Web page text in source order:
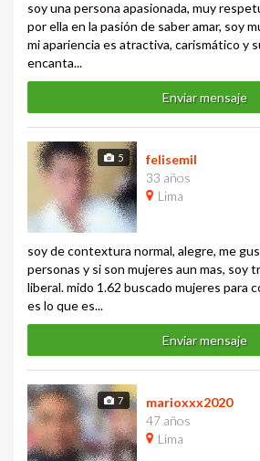
soy una persona apasionada, muy
por ella en la pasión de saber amar, soy
mi apariencia es atractiva, carismático y
encanta...
Enviar mensaje
5
felisemil
33 años
Lima
soy de contextura normal, alegre, me
personas y si son mujeres aun mas, soy
liberal. mido 1.62 buscado mujeres para
es lo que es...
Enviar mensaje
7
marioxxx2020
47 años
Lima